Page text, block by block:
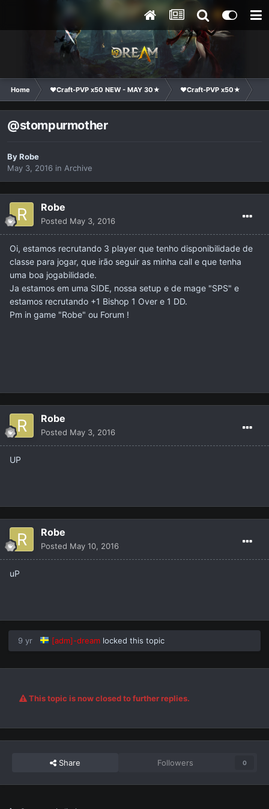
Home ❤Craft-PVP x50 NEW - MAY 30★ ❤Craft-PVP x50★
@stompurmother
ByRobe
May 3, 2016 in Archive
Robe
Posted May 3, 2016
Oi, estamos recrutando 3 player que tenho disponibilidade de
classe para jogar, que irão seguir as minha call e que tenha
uma boa jogabilidade.
Ja estamos em uma SIDE, nossa setup e de mage "SPS" e
estamos recrutando +1 Bishop 1 Over e 1 DD.
Pm in game "Robe" ou Forum !
Robe
Posted May 3, 2016
UP
Robe
Posted May 10, 2016
uP
9 yr [adm]-dream locked this topic
This topic is now closed to further replies.
Share Followers 0